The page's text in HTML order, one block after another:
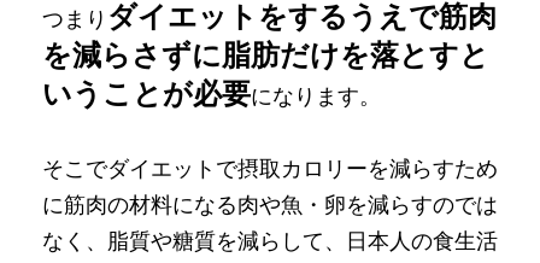
つまり ダイエットをするうえで筋肉
を減らさずに脂肪だけを落とすと
いうことが必要になります。
そこでダイエットで摂取カロリーを減らすため
に筋肉の材料になる肉や魚・卵を減らすのでは
なく、脂質や糖質を減らして、日本人の食生活